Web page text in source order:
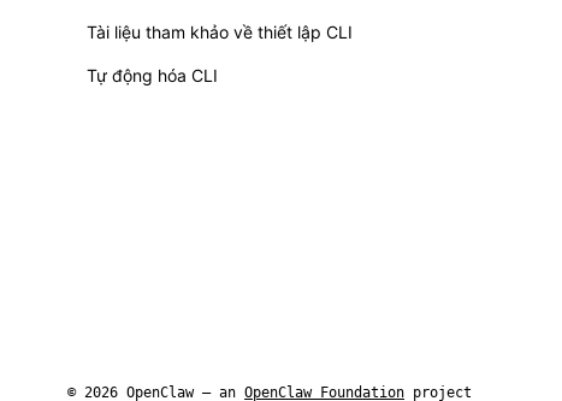
Tài liệu tham khảo về thiết lập CLI
Tự động hóa CLI
© 2026 OpenClaw — an OpenClaw Foundation project